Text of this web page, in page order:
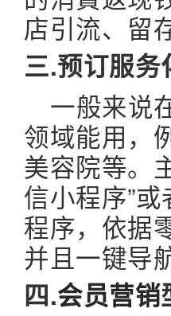
店引流、留
三.预订服务
一般来说
领域能用，
美容院等。
信小程序”
程序，依据
并且一键导
四.会员营销